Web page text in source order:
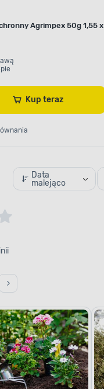
Agrimpex 50g 1,55 x
Kup teraz
Data
malejąco